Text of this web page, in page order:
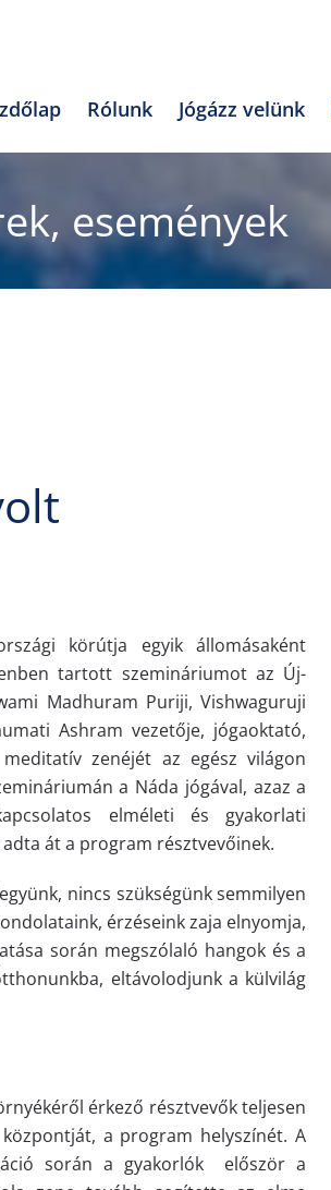
Rólunk Jógázz velünk
események
körútja egyik állomásaként
tartott szemináriumot az Új-
Madhuram Puriji, Vishwaguruji
Ashram vezetője, jógaoktató,
zenéjét az egész világon
a Náda jógával, azaz a
elméleti és gyakorlati
át a program résztvevőinek.
nincs szükségünk semmilyen
érzéseink zaja elnyomja,
során megszólaló hangok és a
eltávolodjunk a külvilág
érkező résztvevők teljesen
a program helyszínét. A
során a gyakorlók először a